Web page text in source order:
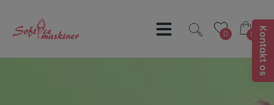
indholdet
0
0 00